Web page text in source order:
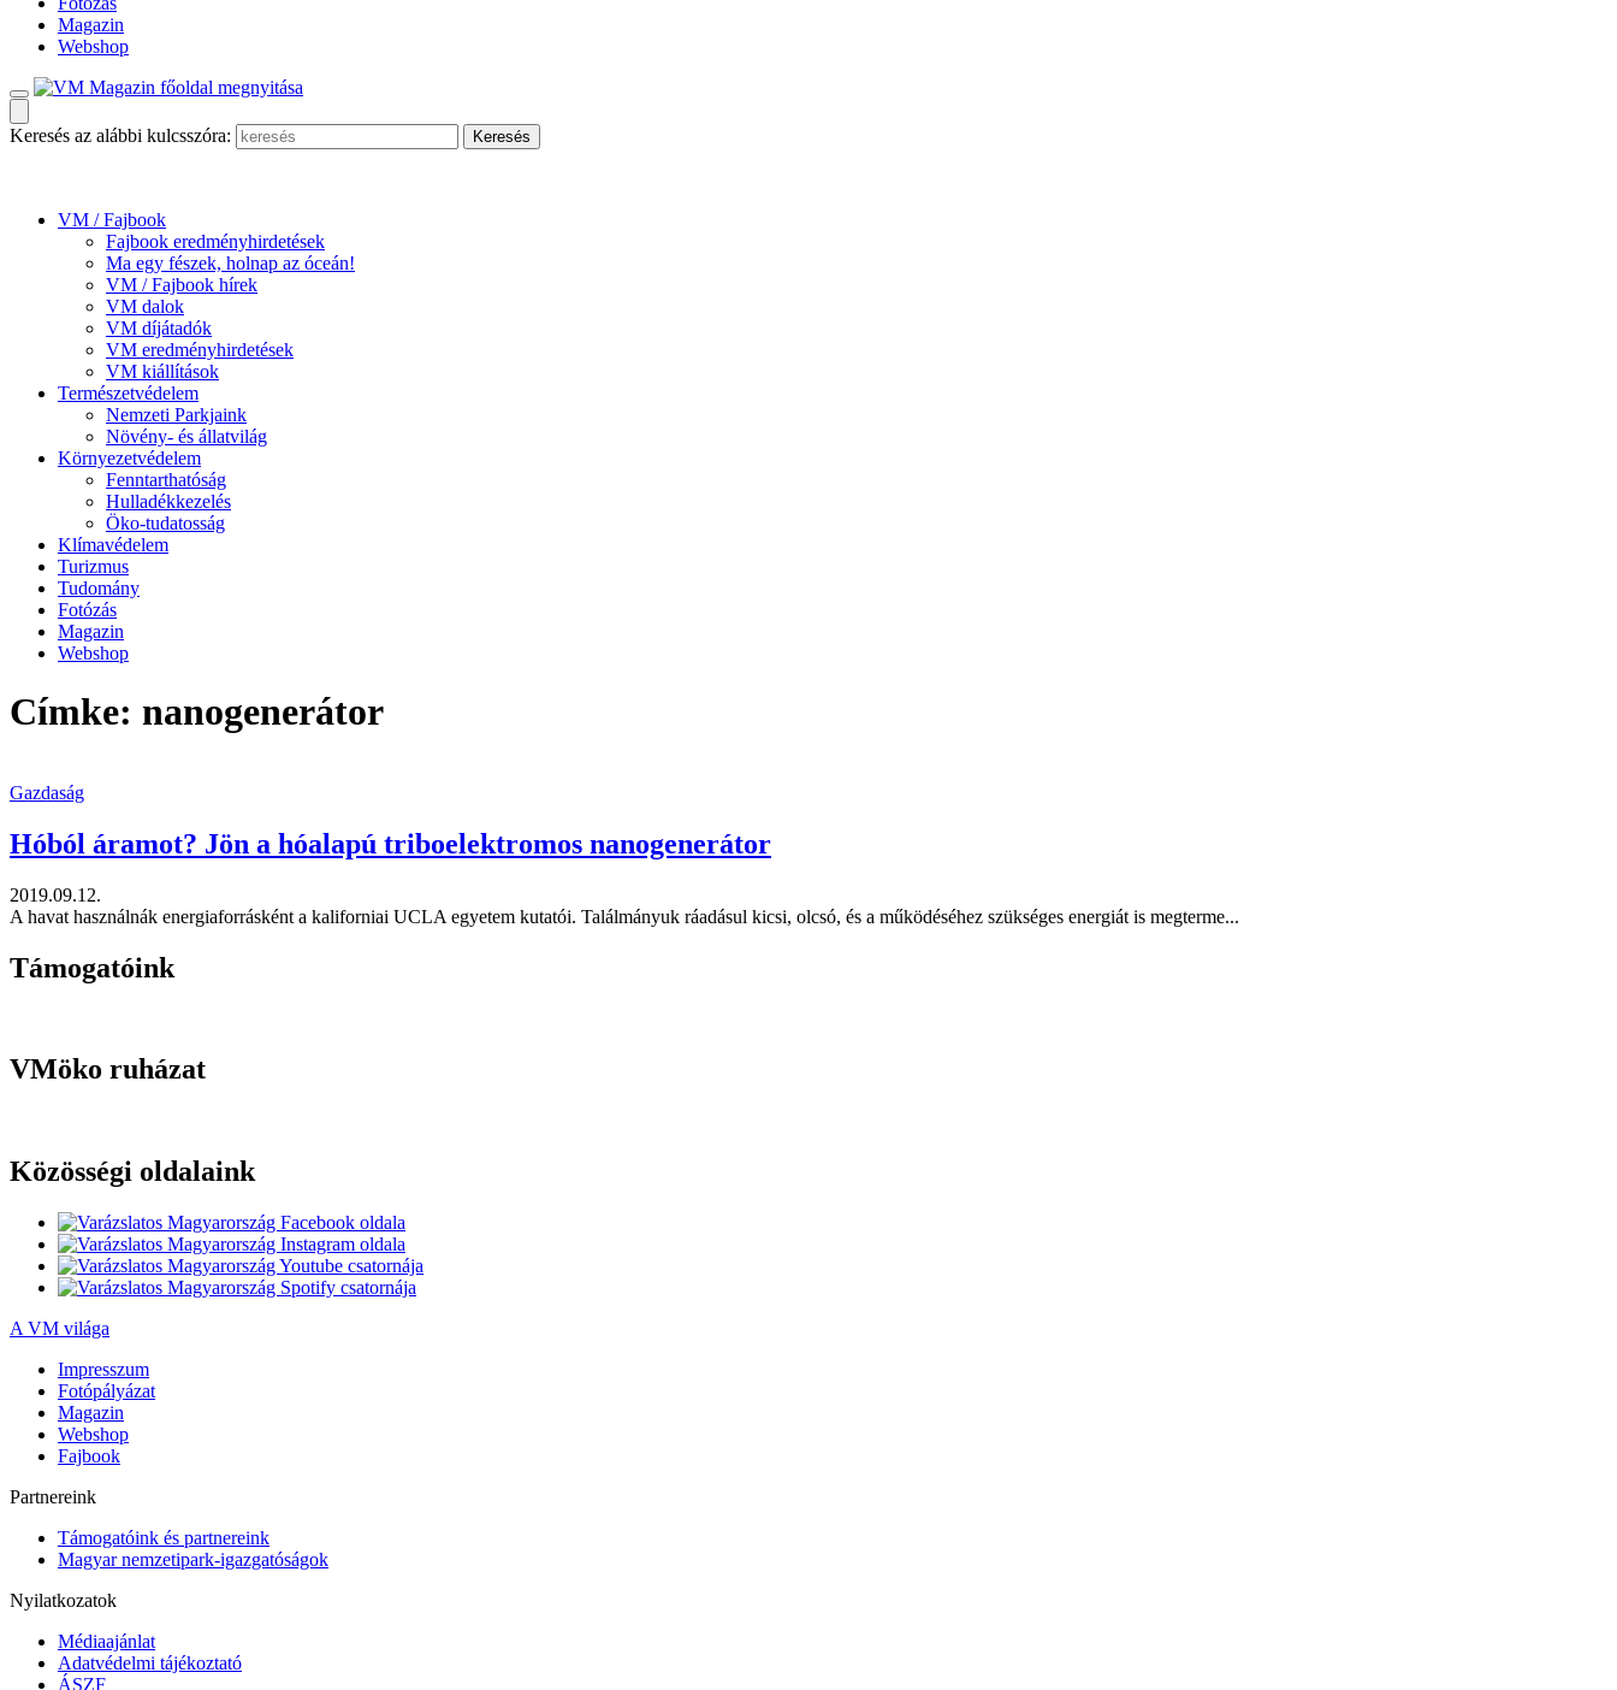
Magazin
Webshop
Keresés az alábbi kulcsszóra:
VM / Fajbook
Fajbook eredményhirdetések
Ma egy fészek, holnap az óceán!
VM / Fajbook hírek
VM dalok
VM díjátadók
VM eredményhirdetések
VM kiállítások
Természetvédelem
Nemzeti Parkjaink
Növény- és állatvilág
Környezetvédelem
Fenntarthatóság
Hulladékkezelés
Öko-tudatosság
Klímavédelem
Turizmus
Tudomány
Fotózás
Magazin
Webshop
Címke: nanogenerátor
Gazdaság
Hóból áramot? Jön a hóalapú triboelektromos nanogenerátor
2019.09.12.
A havat használnák energiaforrásként a kaliforniai UCLA egyetem kutatói. Találmányuk ráadásul kicsi, olcsó, és a működéséhez szükséges energiát is megterme...
Támogatóink
VMöko ruházat
Közösségi oldalaink
A VM világa
Impresszum
Fotópályázat
Magazin
Webshop
Fajbook
Partnereink
Támogatóink és partnereink
Magyar nemzetipark-igazgatóságok
Nyilatkozatok
Médiaajánlat
Adatvédelmi tájékoztató
ÁSZF